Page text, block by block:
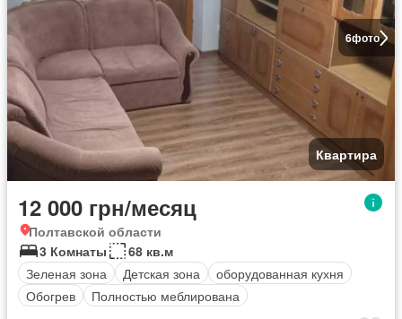
6фото
Квартира
12 000 грн/месяц
Полтавской области
3 Комнаты
68 кв.м
Зеленая зона
Детская зона
оборудованная кухня
Обогрев
Полностью меблирована